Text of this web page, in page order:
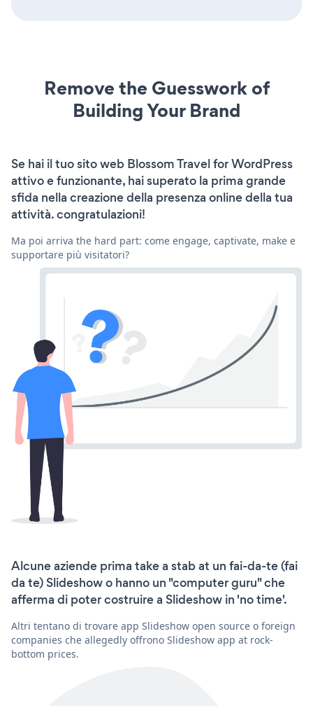
Remove the Guesswork of
Building Your Brand
Se hai il tuo sito web Blossom Travel for WordPress
attivo e funzionante, hai superato la prima grande
sfida nella creazione della presenza online della tua
attività. congratulazioni!
Ma poi arriva the hard part: come engage, captivate, make e
supportare più visitatori?
Alcune aziende prima take a stab at un fai-da-te (fai
da te) Slideshow o hanno un "computer guru" che
afferma di poter costruire a Slideshow in 'no time'.
Altri tentano di trovare app Slideshow open source o foreign
companies che allegedly offrono Slideshow app at rock-
bottom prices.